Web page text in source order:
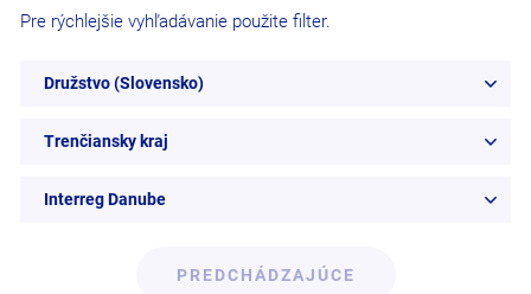
Pre rýchlejšie vyhľadávanie použite filter.
Družstvo (Slovensko)
Trenčiansky kraj
Interreg Danube
PREDCHÁDZAJÚCE